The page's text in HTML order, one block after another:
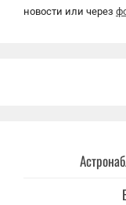
новости или через